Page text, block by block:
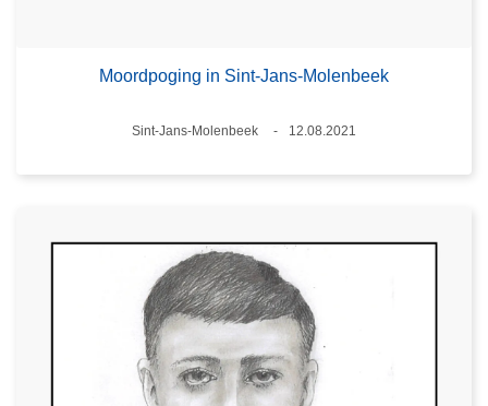
Moordpoging in Sint-Jans-Molenbeek
Plaats
Sint-Jans-Molenbeek
12.08.2021